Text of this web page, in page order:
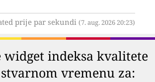
prije par sekundi (7. aug. 2026 20:23)
widget indeksa kvalitete
vremenu za: